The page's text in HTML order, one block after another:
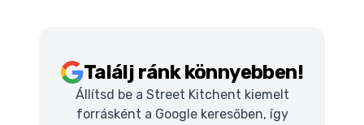
Találj ránk könnyebben!
Állítsd be a Street Kitchent kiemelt
forrásként a Google keresőben, így